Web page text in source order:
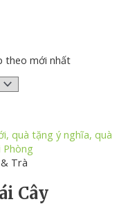
theo mới nhất
Trà
Cây